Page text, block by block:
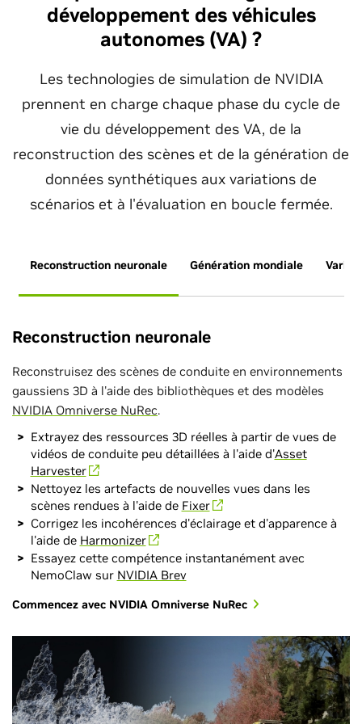
développement des véhicules
autonomes (VA) ?
Les technologies de simulation de NVIDIA
prennent en charge chaque phase du cycle de
vie du développement des VA, de la
reconstruction des scènes et de la génération de
données synthétiques aux variations de
scénarios et à l'évaluation en boucle fermée.
Reconstruction neuronale Génération mondiale
Reconstruction neuronale
Reconstruisez des scènes de conduite en environnements
gaussiens 3D à l'aide des bibliothèques et des modèles
NVIDIA Omniverse NuRec.
Extrayez des ressources 3D réelles à partir de vues de
vidéos de conduite peu détaillées à l'aide d'Asset
Harvester
Nettoyez les artefacts de nouvelles vues dans les
scènes rendues à l'aide de Fixer
Corrigez les incohérences d'éclairage et d'apparence à
l'aide de Harmonizer
Essayez cette compétence instantanément avec
NemoClaw sur NVIDIA Brev
Commencez avec NVIDIA Omniverse NuRec